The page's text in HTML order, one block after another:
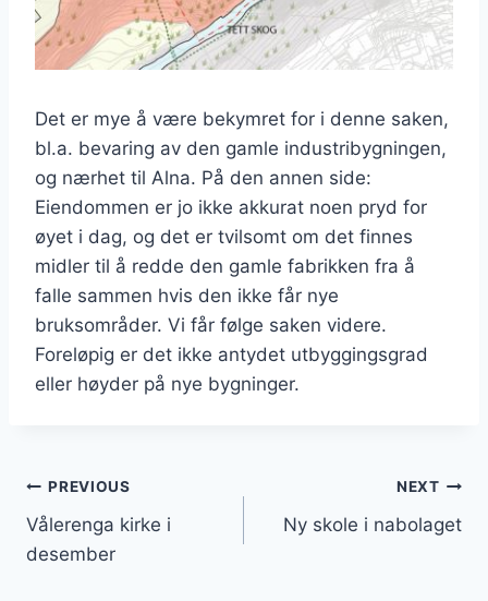
Det er mye å være bekymret for i denne saken,
bl.a. bevaring av den gamle industribygningen,
og nærhet til Alna. På den annen side:
Eiendommen er jo ikke akkurat noen pryd for
øyet i dag, og det er tvilsomt om det finnes
midler til å redde den gamle fabrikken fra å
falle sammen hvis den ikke får nye
bruksområder. Vi får følge saken videre.
Foreløpig er det ikke antydet utbyggingsgrad
eller høyder på nye bygninger.
Innleggsnavigasjon
PREVIOUS
Vålerenga kirke i
desember
NEXT
Ny skole i nabolaget